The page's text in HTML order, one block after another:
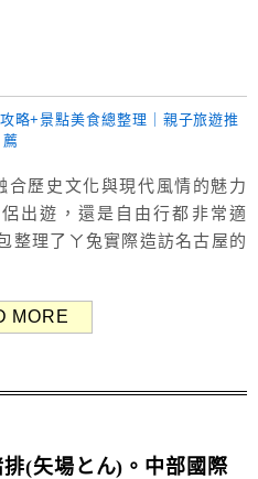
合歷史文化與現代風情的魅力
出遊，還是自由行都非常適
整理了ㄚ兔實際造訪名古屋的
親子自由行 8天7夜＊行程遊
MORE
(矢場とん)。中部國際